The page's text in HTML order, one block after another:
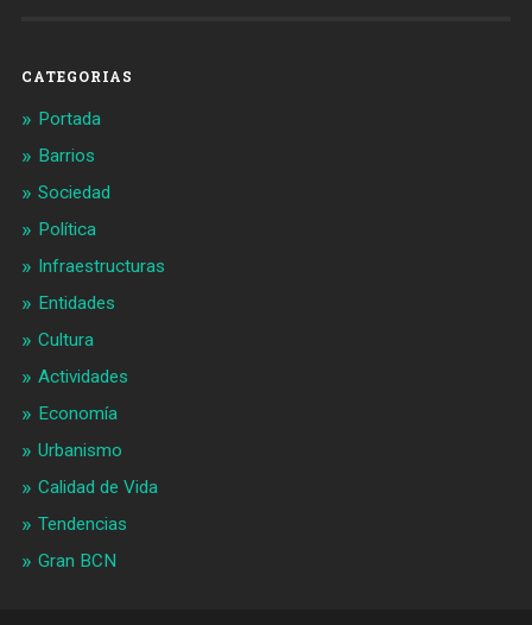
CATEGORIAS
Portada
Barrios
Sociedad
Política
Infraestructuras
Entidades
Cultura
Actividades
Economía
Urbanismo
Calidad de Vida
Tendencias
Gran BCN